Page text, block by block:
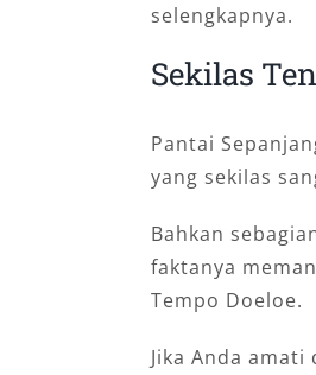
selengkapnya.
Sekilas
Pantai
yang sekilas
Bahkan
faktanya
Tempo Doeloe.
Jika Anda amati